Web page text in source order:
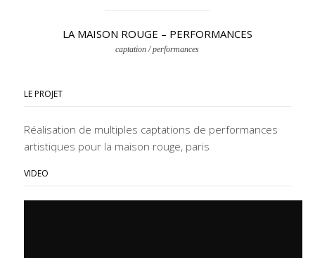
LA MAISON ROUGE – PERFORMANCES
captation / performances
LE PROJET
Réalisation de multiples captations de performances
artistiques pour la maison rouge, paris
VIDEO